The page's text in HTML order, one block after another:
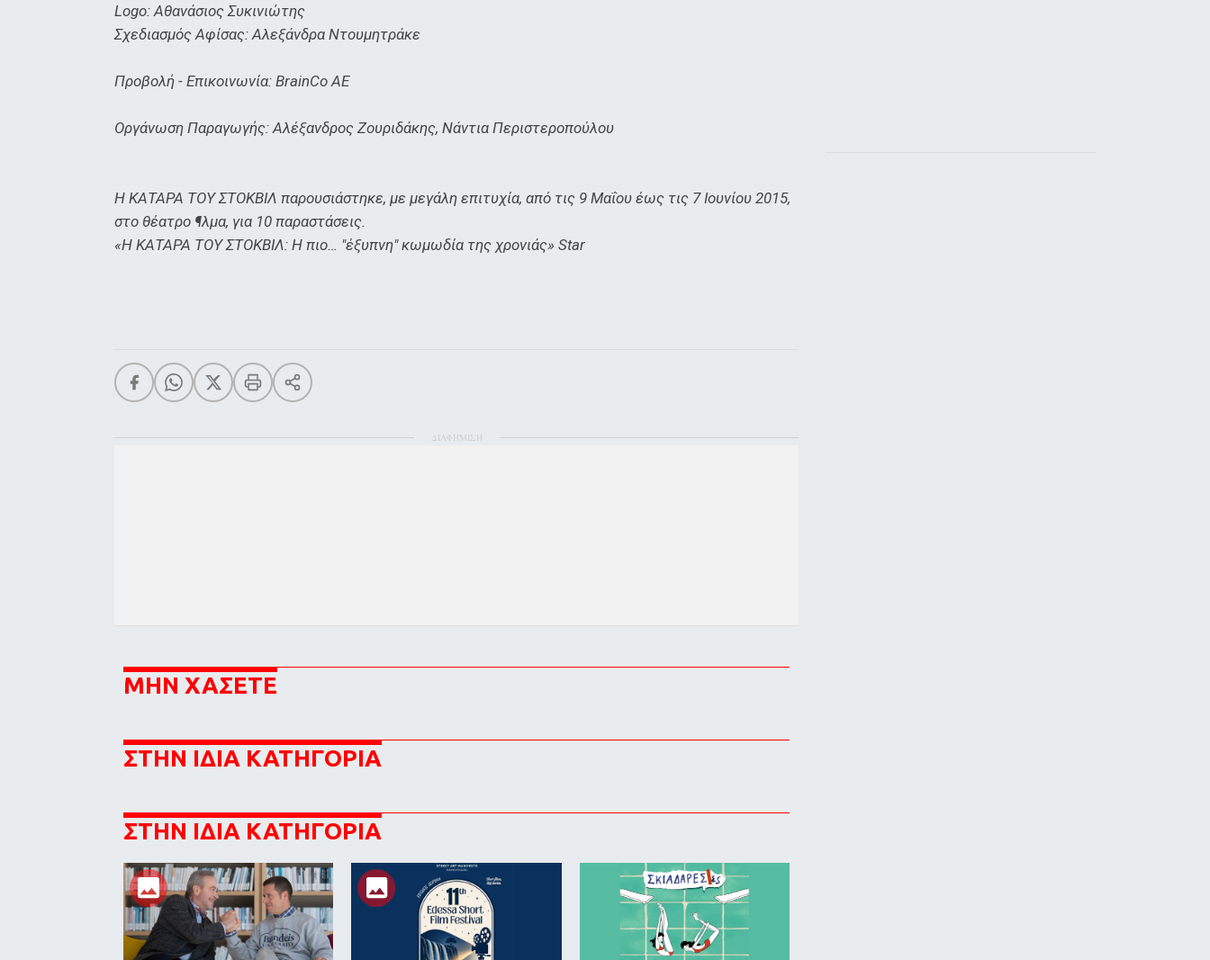
Logo: Αθανάσιος Συκινιώτης
Σχεδιασμός Αφίσας: Αλεξάνδρα Ντουμητράκε
Προβολή - Επικοινωνία: BrainCo AE
Οργάνωση Παραγωγής: Αλέξανδρος Ζουριδάκης, Νάντια Περιστεροπούλου
Η ΚΑΤΑΡΑ ΤΟΥ ΣΤΟΚΒΙΛ παρουσιάστηκε, με μεγάλη επιτυχία, από τις 9 Μαΐου έως τις 7 Ιουνίου 2015,
στο θέατρο ¶λμα, για 10 παραστάσεις.
«H ΚΑΤΑΡΑ ΤΟΥ ΣΤΟΚΒΙΛ: Η πιο… "έξυπνη" κωμωδία της χρονιάς» Star
ΔΙΑΦΗΜΙΣΗ
ΜΗΝ ΧΑΣΕΤΕ
ΣΤΗΝ ΙΔΙΑ ΚΑΤΗΓΟΡΙΑ
ΣΤΗΝ ΙΔΙΑ ΚΑΤΗΓΟΡΙΑ